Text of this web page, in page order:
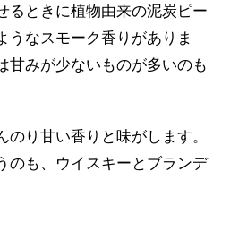
るときに植物由来の泥炭ピー
うなスモーク香りがありま
甘みが少ないものが多いのも
り甘い香りと味がします。
のも、ウイスキーとブランデ